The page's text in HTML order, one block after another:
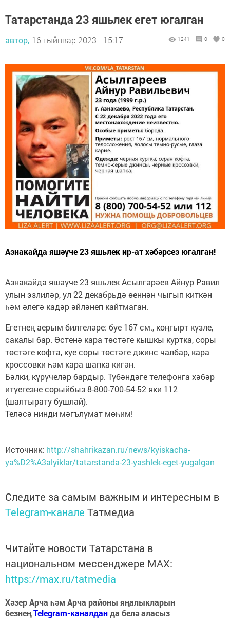
Татарстанда 23 яшьлек егет югалган
автор, 16 гыйнвар 2023 - 15:17 1241 0 0
Азнакайда яшәүче 23 яшьлек ир-ат хәбәрсез югалган!
Азнакайда яшәүче 23 яшьлек Асылгәрәев Айнур Равил
улын эзлиләр, ул 22 декабрьдә өеннән чыгып киткән
һәм әлегә кадәр әйләнеп кайтмаган.
Егетнең аерым билгеләре: буе 167 см., коңгырт күзле,
сакалы бар. Өстенә кара төстәге кышкы куртка, соры
төстәге кофта, куе соры төстәге джинс чалбар, кара
кроссовки һәм кара шапка кигән.
Бәлки, күрүчеләр бардыр. Түбәндәге телефонга хәбәр
итүегезне сорыйбыз 8-800-700-54-52 яки 112
(шалтырату бушлай).
Теләсә нинди мәгълүмат мөһим!
Источник: http://shahrikazan.ru/news/kyiskacha-
ya%D2%A3alyiklar/tatarstanda-23-yashlek-eget-yugalgan
Следите за самым важным и интересным в
Telegram-канале Татмедиа
Читайте новости Татарстана в
национальном мессенджере MАХ:
https://max.ru/tatmedia
Хәзер Арча һәм Арча районы яңалыкларын
безнеңTelegram-каналданда белә аласыз